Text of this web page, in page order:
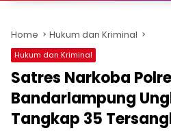
Home Hukum dan Kriminal
Hukum dan Kriminal
Satres Narkoba
Bandarlampung
Tangkap 35